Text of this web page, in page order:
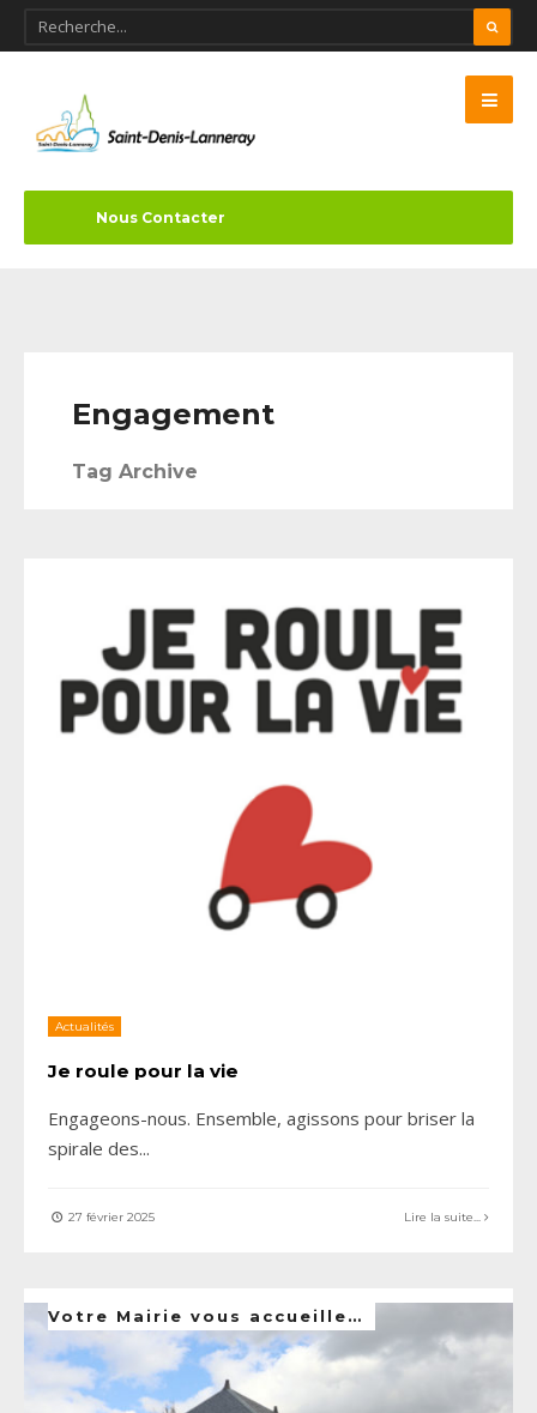
Nous Contacter
Engagement
Tag Archive
Actualités
Je roule pour la vie
Engageons-nous. Ensemble, agissons pour briser la
spirale des...
27 février 2025 Lire la suite...
Votre Mairie vous accueille…